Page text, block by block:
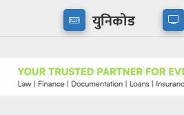
युनिकोड